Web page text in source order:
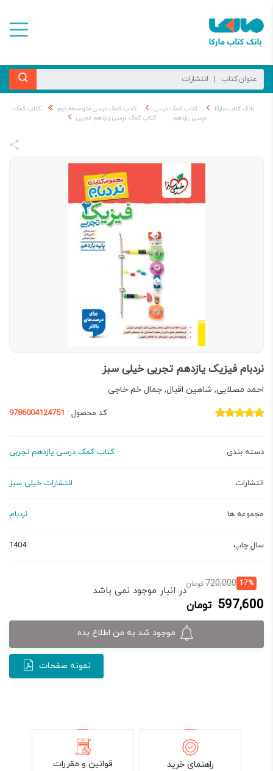
بانک کتاب مارکا کتاب کمک درسی کتاب کمک درسی متوسطه دوم
کتاب کمک
درسی یازدهم
کتاب کمک درسی یازدهم تجربی
نردبام فیزیک یازدهم تجربی خیلی سبز
احمد مصلایی, شاهین اقبال, جمال خم خاجی
کد محصول : 9786004124751
دسته بندی کتاب کمک درسی یازدهم تجربی
انتشارات انتشارات خیلی سبز
مجموعه ها نردبام
سال چاپ 1404
17%
720,000 تومانقیمت
اصلی:
597,600 تومان
قیمت
فعلی:
597,600 تومان.
در انبار موجود نمی باشد
موجود شد به من اطلاع بده
نمونه صفحات
راهنمای خرید قوانین و مقررات